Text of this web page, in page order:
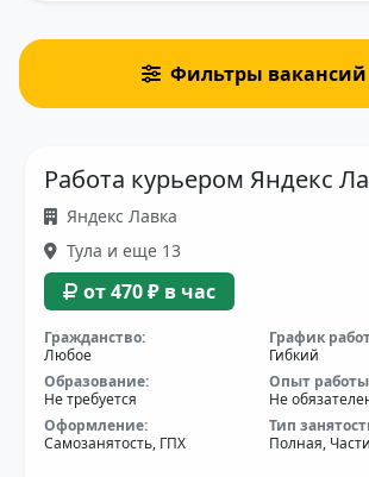
Фильтры вакансий
Работа курьером Яндекс
Яндекс Лавка
Тула и еще 13
от 470 ₽ в час
Гражданство:
Любое
График
Гибкий
Образование:
Не требуется
Опыт
Не
Оформление:
Самозанятость, ГПХ
Тип
Полная,